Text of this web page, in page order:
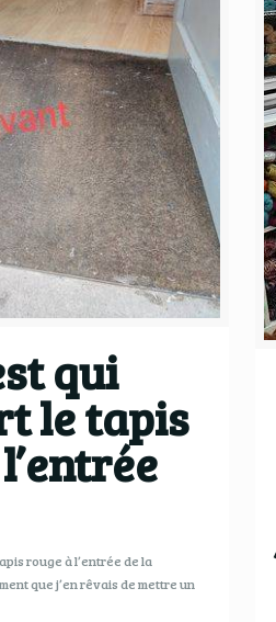
qui
le tapis
rouge à l’entrée de la
que j’en rêvais de mettre un